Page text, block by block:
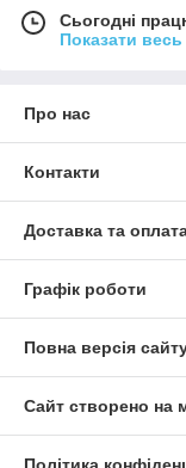
Сьогодні
Показати
Про нас
Контакти
Доставка та
Графік роботи
Повна версія
Сайт створено на